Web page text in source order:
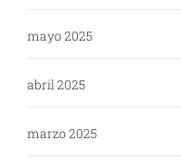
mayo 2025
abril 2025
marzo 2025